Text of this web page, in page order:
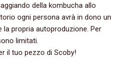
della kombucha allo
ogni persona avrà in dono un
la propria autoproduzione. Per
limitati.
il tuo pezzo di Scoby!